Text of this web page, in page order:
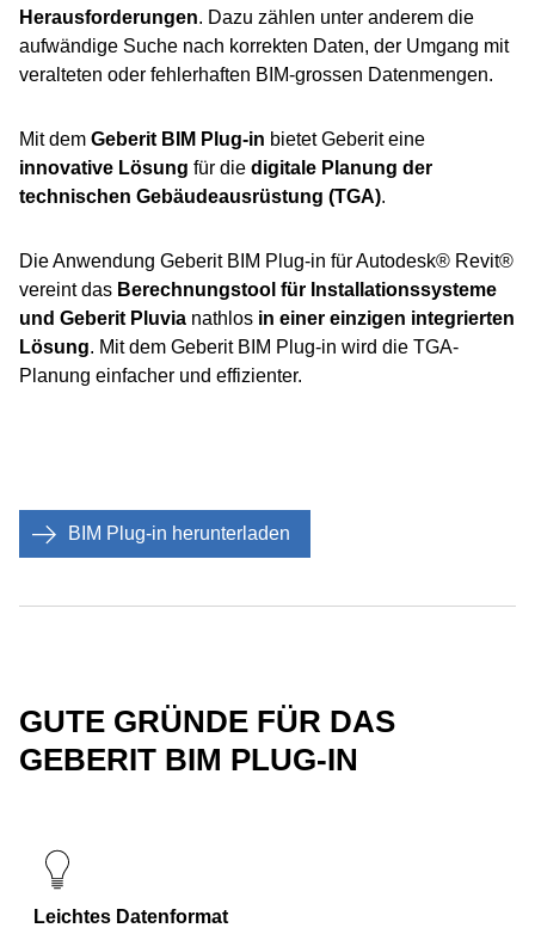
Herausforderungen. Dazu zählen unter anderem die
aufwändige Suche nach korrekten Daten, der Umgang mit
veralteten oder fehlerhaften BIM-grossen Datenmengen.
Mit dem Geberit BIM Plug-in bietet Geberit eine
innovative Lösung für die digitale Planung der
technischen Gebäudeausrüstung (TGA).
Die Anwendung Geberit BIM Plug-in für Autodesk® Revit®
vereint das Berechnungstool für Installationssysteme
und Geberit Pluvia nathlos in einer einzigen integrierten
Lösung. Mit dem Geberit BIM Plug-in wird die TGA-
Planung einfacher und effizienter.
BIM Plug-in herunterladen
GUTE GRÜNDE FÜR DAS
GEBERIT BIM PLUG-IN
Leichtes Datenformat